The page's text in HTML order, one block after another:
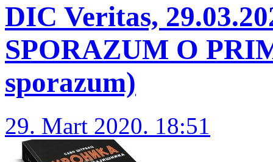
DIC Veritas,
SPORAZUM O
sporazum)
29. Mart 2020. 18:51